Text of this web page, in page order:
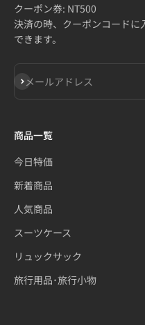
クーポン券: NT500
決済の時、クーポンコードに
できます。
メールアドレス
登録
商品一覧
今日特価
新着商品
人気商品
スーツケース
リュックサック
旅行用品･旅行小物